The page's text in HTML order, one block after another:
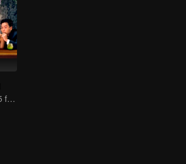
The adventure of 5 friends looking for a soulmate!